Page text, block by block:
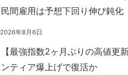
民間雇用は予想下回り伸び鈍化
2026年8月6日
【最強指数2ヶ月ぶりの高値更
ンティア爆上げで復活か